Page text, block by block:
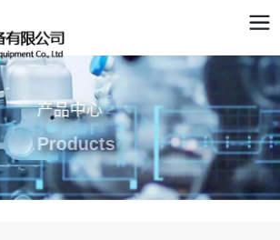
产品中心
Products